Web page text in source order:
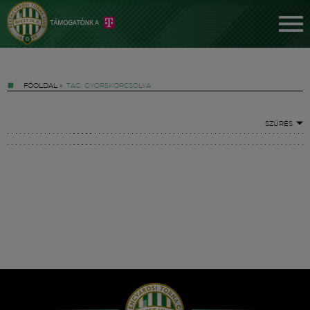
FŐOLDAL » TAG: GYORSKORCSOLYA
SZŰRÉS
Hírek